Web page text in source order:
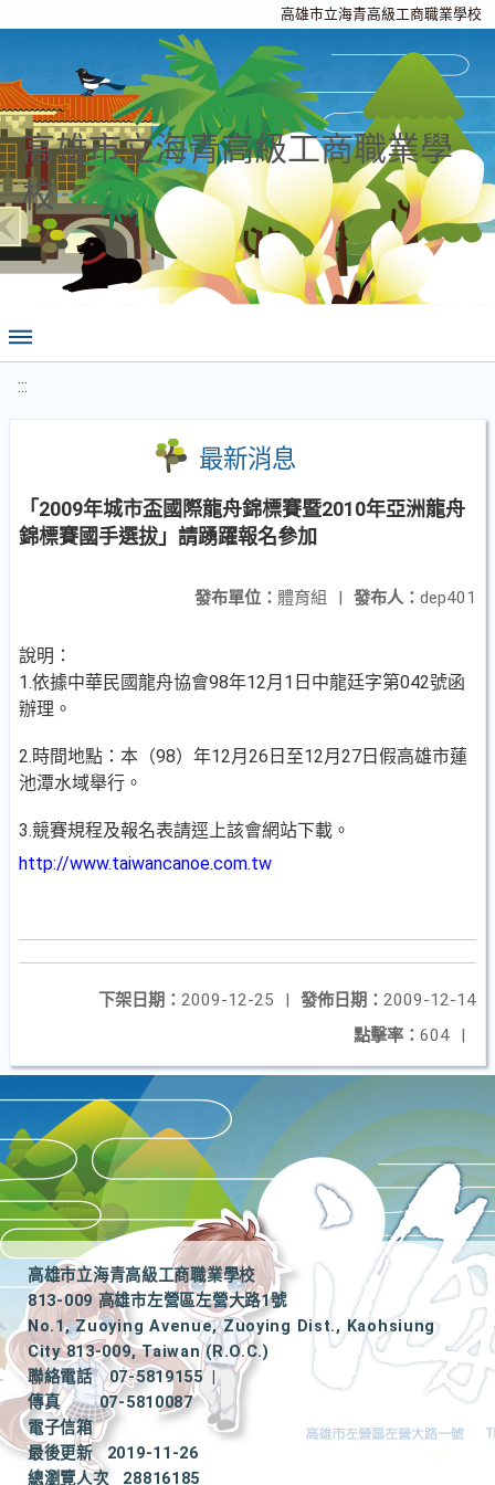
高雄市立海青高級工商職業學校
高雄市立海青高級工商職業學
校
:::
最新消息
「2009年城市盃國際龍舟錦標賽暨2010年亞洲龍舟
錦標賽國手選拔」請踴躍報名參加
發布人： dep401
發布單位： 體育組 |
說明：
1.依據中華民國龍舟協會98年12月1日中龍廷字第042號函
辦理。
2.時間地點：本（98）年12月26日至12月27日假高雄市蓮
池潭水域舉行。
3.競賽規程及報名表請逕上該會網站下載。
http://www.taiwancanoe.com.tw
發佈日期： 2009-12-14
下架日期： 2009-12-25
|
點擊率： 604 |
高雄市立海青高級工商職業學校
813-009 高雄市左營區左營大路1號
No.1, Zuoying Avenue, Zuoying Dist., Kaohsiung
City 813-009, Taiwan (R.O.C.)
聯絡電話
07-5819155
|
傳真
07-5810087
電子信箱
最後更新
2019-11-26
總瀏覽人次
28816185